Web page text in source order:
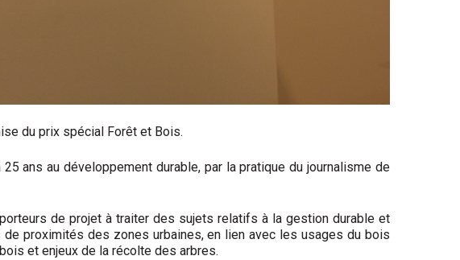
du prix spécial Forêt et Bois.
ans au développement durable, par la pratique du journalisme de
de projet à traiter des sujets relatifs à la gestion durable et
proximités des zones urbaines, en lien avec les usages du bois
et enjeux de la récolte des arbres.